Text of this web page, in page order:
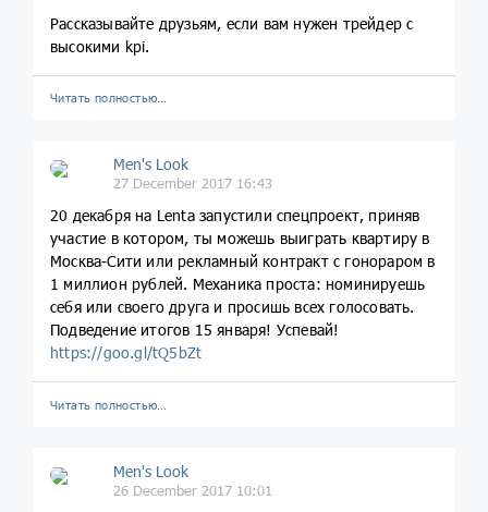
Рассказывайте друзьям, если вам нужен трейдер с
высокими kpi.
Читать полностью…
Men's Look
27 December 2017 16:43
20 декабря на Lenta запустили спецпроект, приняв
участие в котором, ты можешь выиграть квартиру в
Москва-Сити или рекламный контракт с гонораром в
1 миллион рублей. Механика проста: номинируешь
себя или своего друга и просишь всех голосовать.
Подведение итогов 15 января! Успевай!
https://goo.gl/tQ5bZt
Читать полностью…
Men's Look
26 December 2017 10:01